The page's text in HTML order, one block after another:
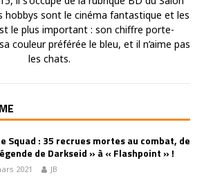
hobbys sont le cinéma fantastique et les
le plus important : son chiffre porte-
couleur préférée le bleu, et il n’aime pas
les chats.
Squad : 35 recrues mortes au combat, de
de Darkseid » à « Flashpoint » !
2021 JB